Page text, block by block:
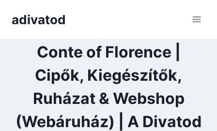
adivatod
Conte of Florence |
Cipők, Kiegészítők,
Ruházat & Webshop
(Webáruház) | A Divatod